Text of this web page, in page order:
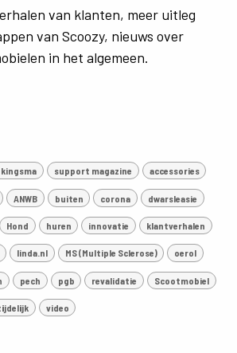
van klanten, meer uitleg
van Scoozy, nieuws over
in het algemeen.
support magazine accessories
ANWB buiten corona dwarsleasie
Hond huren innovatie klantverhalen
linda.nl MS (Multiple Sclerose) oerol
pech pgb revalidatie Scootmobiel
video